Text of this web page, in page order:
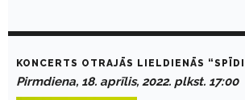
KONCERTS OTRAJĀS LIELDIENĀS
Pirmdiena, 18. aprīlis, 2022. plkst. 17:00